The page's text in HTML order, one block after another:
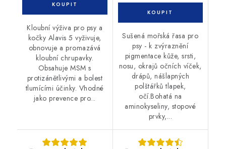
Kloubní výživa pro psy a
kočky Alavis 5 vyživuje,
obnovuje a promazává
kloubní chrupavky.
Obsahuje MSM s
protizánětlivými a bolest
tlumícími účinky. Vhodné
jako prevence pro...
Sušená mořská řasa pro
psy - k zvýraznění
pigmentace kůže, srsti,
nosu, okrajů očních víček,
drápů, nášlapných
polštářků tlapek,
očí.Bohatá na
aminokyseliny, stopové
prvky,...